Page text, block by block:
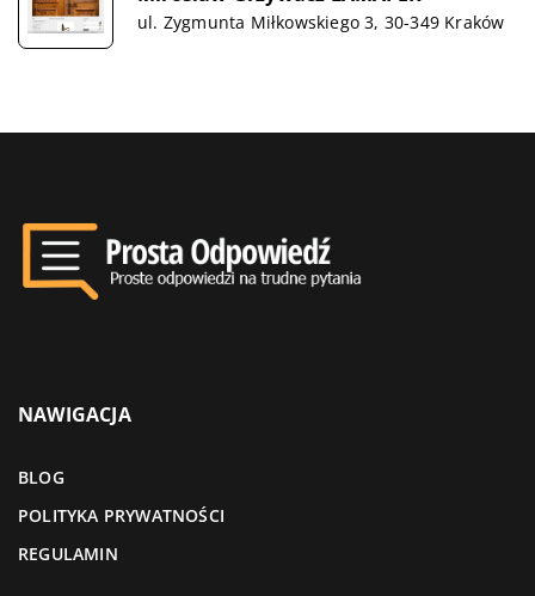
ul. Zygmunta Miłkowskiego 3, 30-349 Kraków
NAWIGACJA
BLOG
POLITYKA PRYWATNOŚCI
REGULAMIN